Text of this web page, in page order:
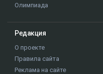
Олимпиада
Редакция
О проекте
Правила сайта
Реклама на сайте